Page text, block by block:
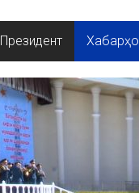
Президент Хабарҳо